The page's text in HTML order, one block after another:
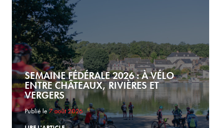
SEMAINE FÉDÉRALE 2026 : À VÉLO
ENTRE CHÂTEAUX, RIVIÈRES ET
VERGERS
Publié le7 août 2026